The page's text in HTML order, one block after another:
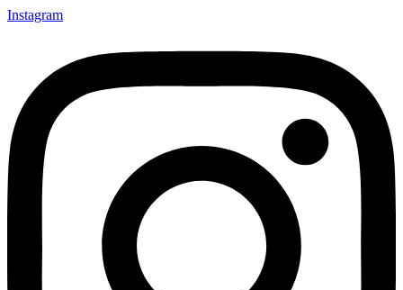
Instagram